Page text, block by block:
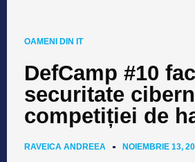
OAMENI DIN IT
DefCamp #10
securitate
competiției de
RAVEICA ANDREEA NOIEMBRIE 13,